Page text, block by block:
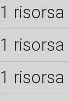
1 risorsa
1 risorsa
1 risorsa